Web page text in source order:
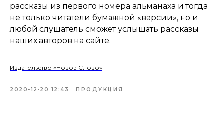
рассказы из первого номера альманаха и тогда
не только читатели бумажной «версии», но и
любой слушатель сможет услышать рассказы
наших авторов на сайте.
Издательство «Новое Слово»
2020-12-20 12:43 ПРОДУКЦИЯ